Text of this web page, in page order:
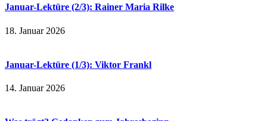
Januar-Lektüre (2/3): Rainer Maria Rilke
18. Januar 2026
Januar-Lektüre (1/3): Viktor Frankl
14. Januar 2026